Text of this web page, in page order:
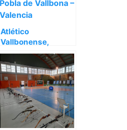
Atlético
Vallbonense,
Asociación u
organización en La
Pobla de Vallbona –
Valencia